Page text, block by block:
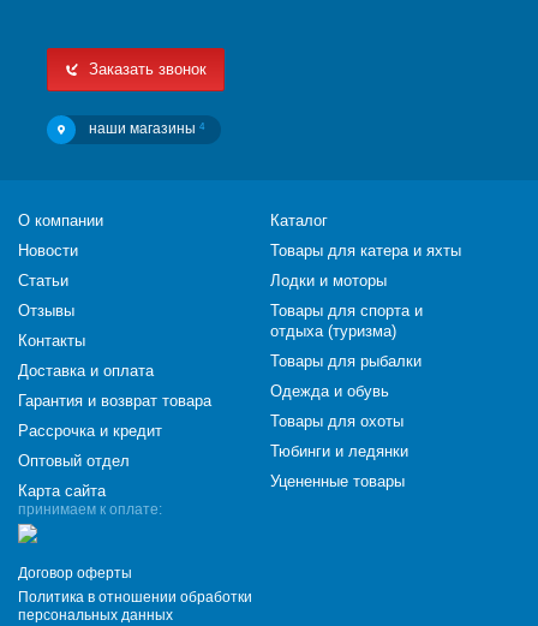
Заказать звонок
наши магазины 4
принимаем к оплате:
Договор оферты
Политика в отношении обработки
персональных данных
О компании
Новости
Статьи
Отзывы
Контакты
Доставка и оплата
Гарантия и возврат товара
Рассрочка и кредит
Оптовый отдел
Карта сайта
Каталог
Товары для катера и яхты
Лодки и моторы
Товары для спорта и
отдыха (туризма)
Товары для рыбалки
Одежда и обувь
Товары для охоты
Тюбинги и ледянки
Уцененные товары